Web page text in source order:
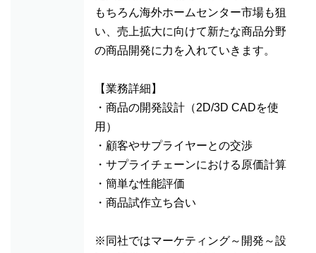
もちろん海外ホームセンター市場も狙
い、売上拡大に向けて新たな商品分野
の商品開発に力を入れていきます。
【業務詳細】
・商品の開発設計（2D/3D CADを使
用）
・顧客やサプライヤーとの交渉
・サプライチェーンにおける原価計算
・簡単な性能評価
・商品試作立ち合い
※同社ではマーケティング～開発～設